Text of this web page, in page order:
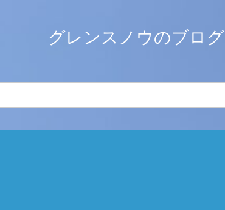
グレンスノウのブログ